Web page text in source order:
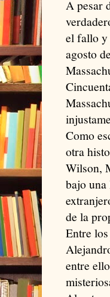
A pesar
el fallo y
agosto
Como
otra
Wilson,
bajo
de la
Entre
entre